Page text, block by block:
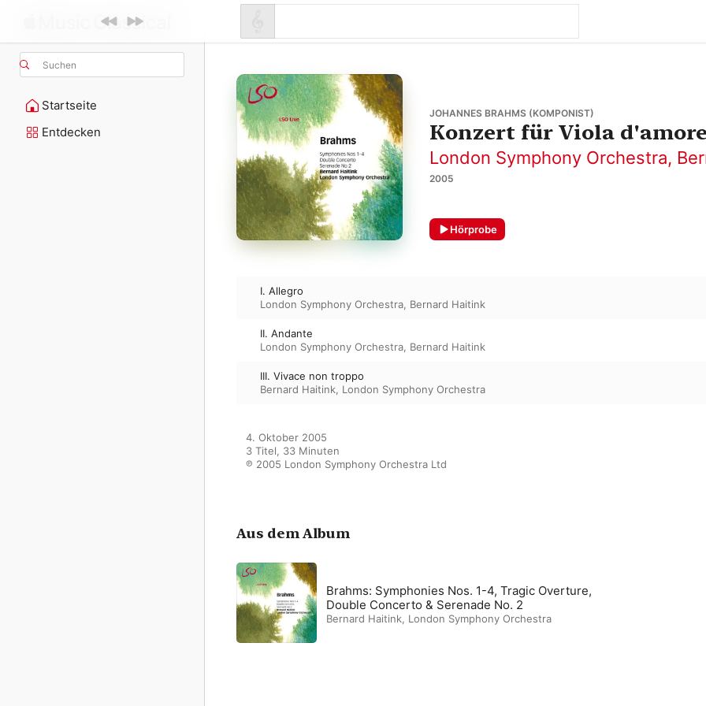
Suchen
Startseite
Entdecken
JOHANNES BRAHMS (KOMPONIST)
Konzert für Viola
London Symphony Orchestra,
2005
Hörprobe
I. Allegro
London Symphony Orchestra, Bernard Haitink
II. Andante
London Symphony Orchestra, Bernard Haitink
III. Vivace non troppo
Bernard Haitink, London Symphony Orchestra
4. Oktober 2005
3 Titel, 33 Minuten
℗ 2005 London Symphony Orchestra Ltd
Aus dem Album
Brahms: Symphonies Nos. 1-4, Tragic Overture,
Double Concerto & Serenade No. 2
Bernard Haitink, London Symphony Orchestra